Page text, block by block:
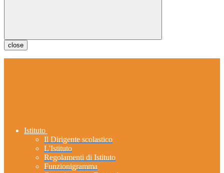
close
Istituto
Il Dirigente scolastico
L'Istituto
Regolamenti di Istituto
Funzionigramma